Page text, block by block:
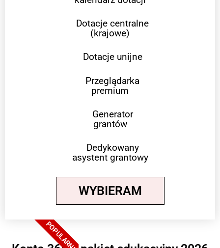
Dotacje centralne
(krajowe)
Dotacje unijne
Przeglądarka
premium
Generator
grantów
Dedykowany
asystent grantowy
WYBIERAM
POPULARNE